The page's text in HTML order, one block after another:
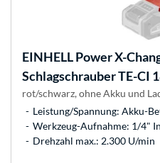
EINHELLPower X-
Schlagschrauber TE-CI
rot/schwarz, ohne Akku und
Leistung/Spannung: Akku-
Werkzeug-Aufnahme: 1/4"
Drehzahl max.: 2.300 U/min